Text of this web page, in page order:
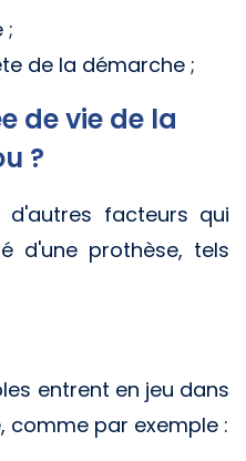
;
de la démarche ;
de vie de la
?
d'autres facteurs qui
d'une prothèse, tels
entrent en jeu dans
comme par exemple :